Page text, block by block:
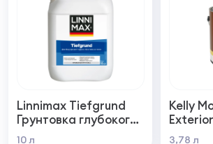
Linnimax Tiefgrund
Грунтовка глубокого
проникновения для
10 л
Kelly
3,78 л